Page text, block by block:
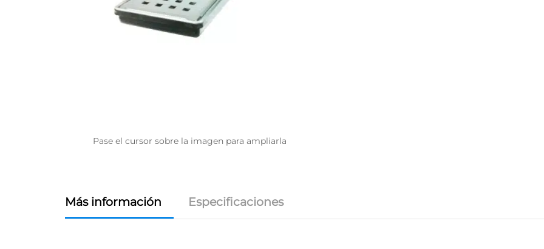
Pase el cursor sobre la imagen para ampliarla
Más información Especificaciones